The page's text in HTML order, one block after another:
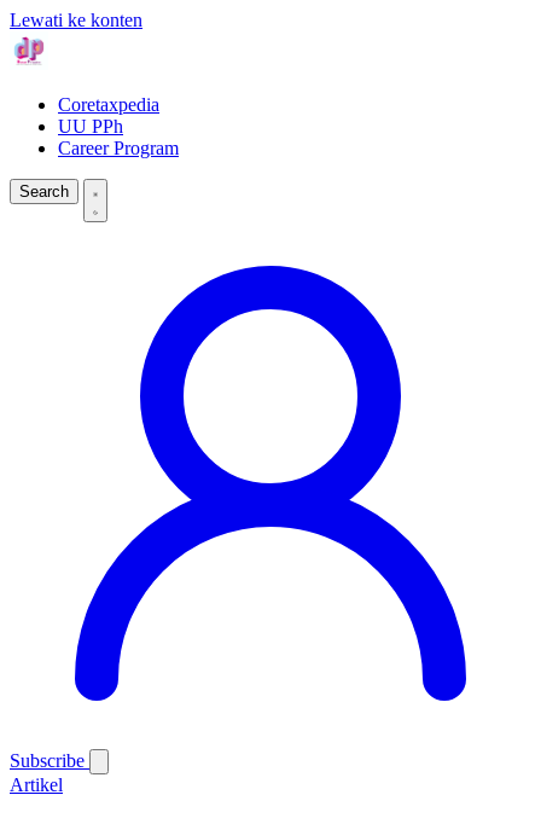
Lewati ke konten
Coretaxpedia
UU PPh
Career Program
Search
Subscribe
Artikel